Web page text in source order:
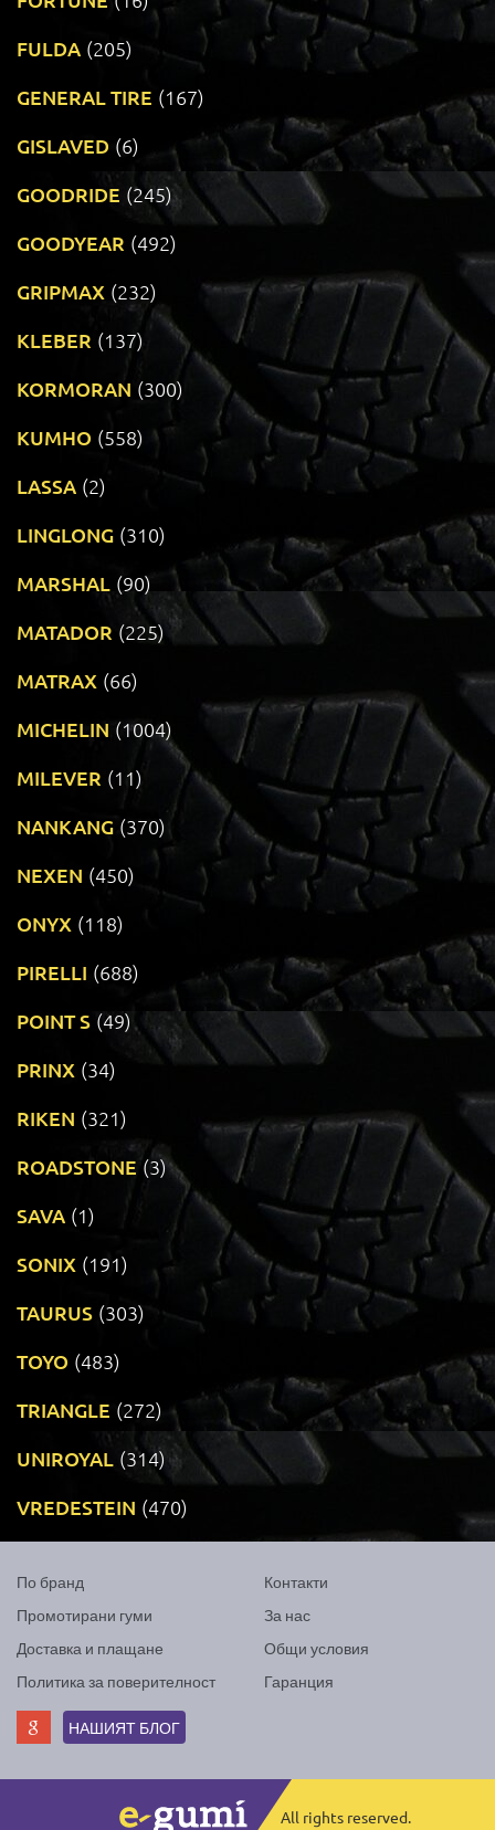
FULDA (205)
GENERAL TIRE (167)
GISLAVED (6)
GOODRIDE (245)
GOODYEAR (492)
GRIPMAX (232)
KLEBER (137)
KORMORAN (300)
KUMHO (558)
LASSA (2)
LINGLONG (310)
MARSHAL (90)
MATADOR (225)
MATRAX (66)
MICHELIN (1004)
MILEVER (11)
NANKANG (370)
NEXEN (450)
ONYX (118)
PIRELLI (688)
POINT S (49)
PRINX (34)
RIKEN (321)
ROADSTONE (3)
SAVA (1)
SONIX (191)
TAURUS (303)
TOYO (483)
TRIANGLE (272)
UNIROYAL (314)
VREDESTEIN (470)
По бранд
Промотирани гуми
Доставка и плащане
Политика за поверителност
Контакти
За нас
Общи условия
Гаранция
НАШИЯТ БЛОГ
All rights reserved.